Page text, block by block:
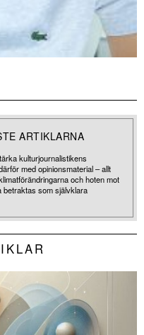
ARTIKLARNA
kulturjournalistikens
med opinionsmaterial – allt
och hoten mot
betraktas som självklara